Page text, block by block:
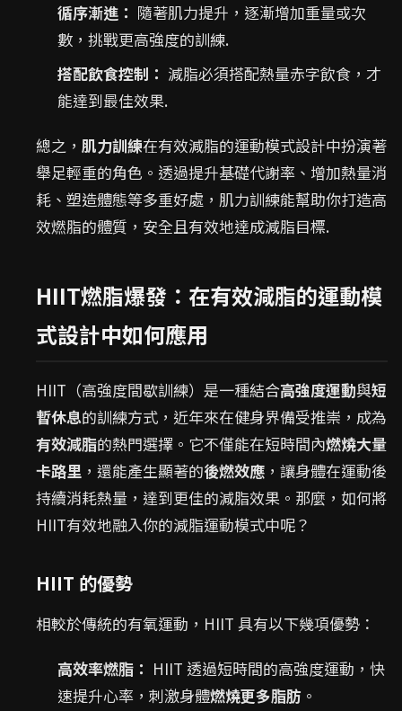
循序漸進： 隨著肌力提升，逐漸增加重量或次
數，挑戰更高強度的訓練.
搭配飲食控制： 減脂必須搭配熱量赤字飲食，才
能達到最佳效果.
總之， 肌力訓練在有效減脂的運動模式設計中扮演著
舉足輕重的角色。透過提升基礎代謝率、增加熱量消
耗、塑造體態等多重好處，肌力訓練能幫助你打造高
效燃脂的體質，安全且有效地達成減脂目標.
HIIT燃脂爆發：在有效減脂的運動模
式設計中如何應用
HIIT（高強度間歇訓練）是一種結合高強度運動與短
暫休息的訓練方式，近年來在健身界備受推崇，成為
有效減脂的熱門選擇。它不僅能在短時間內燃燒大量
卡路里 ，還能產生顯著的後燃效應 ，讓身體在運動後
持續消耗熱量，達到更佳的減脂效果。那麼，如何將
HIIT有效地融入你的減脂運動模式中呢？
HIIT 的優勢
相較於傳統的有氧運動，HIIT 具有以下幾項優勢：
高效率燃脂： HIIT 透過短時間的高強度運動，快
速提升心率，刺激身體燃燒更多脂肪 。